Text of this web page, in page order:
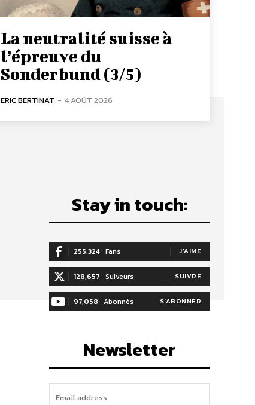
La neutralité suisse à
l’épreuve du
Sonderbund (3/5)
ERIC BERTINAT - 4 AOÛT 2026
Stay in touch:
255,324 Fans J'AIME
128,657 Suiveurs SUIVRE
97,058 Abonnés S'ABONNER
Newsletter